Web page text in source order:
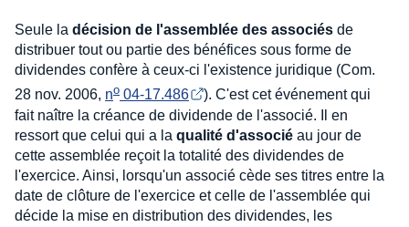
Seule la décision de l'assemblée des associés de
distribuer tout ou partie des bénéfices sous forme de
dividendes confère à ceux-ci l'existence juridique (Com.
28 nov. 2006, no 04-17.486
). C'est cet événement qui
fait naître la créance de dividende de l'associé. Il en
ressort que celui qui a la qualité d'associé au jour de
cette assemblée reçoit la totalité des dividendes de
l'exercice. Ainsi, lorsqu'un associé cède ses titres entre la
date de clôture de l'exercice et celle de l'assemblée qui
décide la mise en distribution des dividendes, les